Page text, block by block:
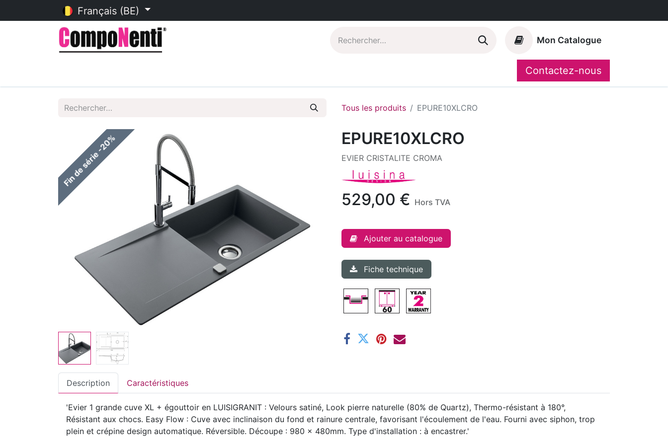
Français (BE)
Mon Catalogue
CompoShop
Contactez-nous
Tous les produits EPURE10XLCRO
Fin de série -20% EPURE10XLCRO
EVIER CRISTALITE CROMA
529,00 € Hors TVA
Ajouter au catalogue
Fiche technique
Description Caractéristiques
'Evier 1 grande cuve XL + égouttoir en LUISIGRANIT : Velours satiné, Look pierre naturelle (80% de Quartz), Thermo-résistant à 180°,
Résistant aux chocs. Easy Flow : Cuve avec inclinaison du fond et rainure centrale, favorisant l'écoulement de l'eau. Fourni avec siphon, trop
plein et crépine design automatique. Réversible. Découpe : 980 x 480mm. Type d'installation : à encastrer.'